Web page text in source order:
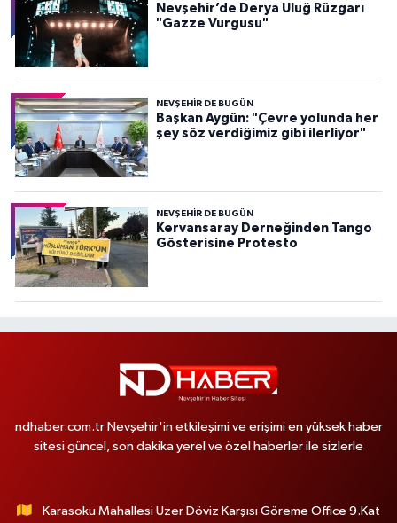
Nevşehir’de Derya Uluğ Rüzgarı
"Gazze Vurgusu"
NEVŞEHIR DE BUGÜN
Başkan Aygün: "Çevre yolunda her
şey söz verdiğimiz gibi ilerliyor"
NEVŞEHIR DE BUGÜN
Kervansaray Derneğinden Tango
Gösterisine Protesto
ndhaber.com.tr Nevşehir'in etkileşimi ve erişimi en yüksek haber
sitesi güncel, son dakika yerel ve özel haberler ile sizlerle
Karasoku Mahallesi Uzer Döviz Karşısı Göreme Office 9.Kat